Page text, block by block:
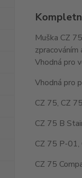
Muška CZ
Vhodná pro
Vhodná pro
CZ 75, CZ
CZ 75 B
CZ 75 P-01,
CZ 75